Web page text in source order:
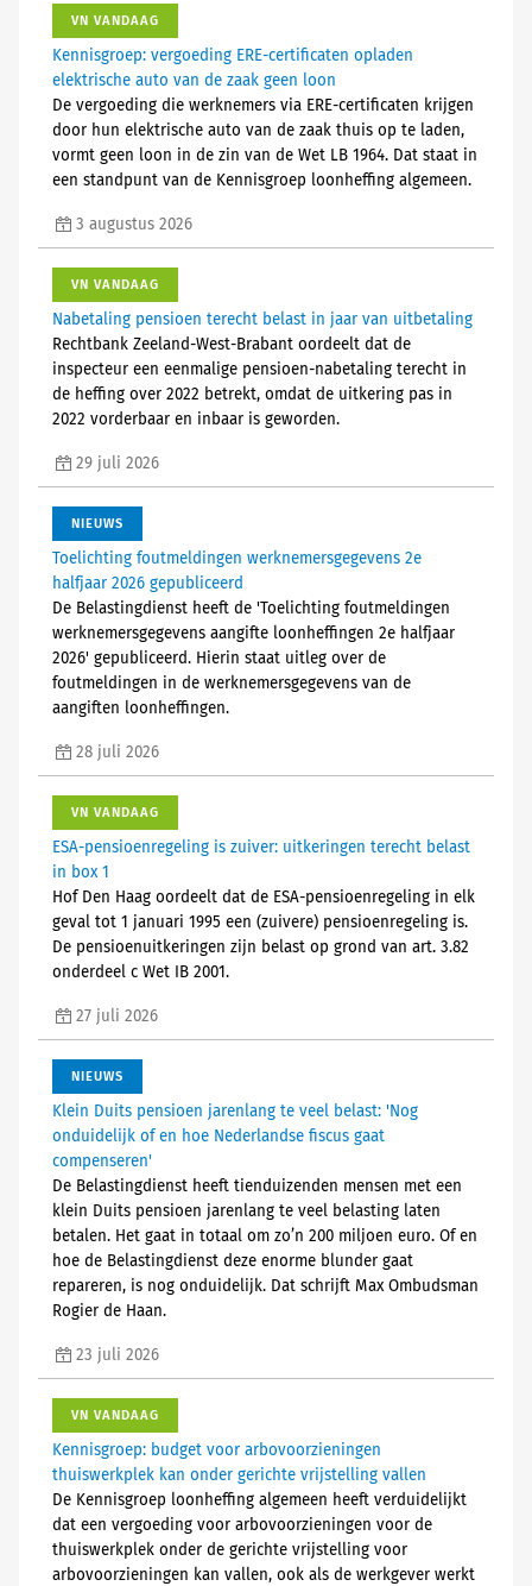
VN VANDAAG
Kennisgroep: vergoeding ERE-certificaten opladen
elektrische auto van de zaak geen loon
De vergoeding die werknemers via ERE-certificaten krijgen
door hun elektrische auto van de zaak thuis op te laden,
vormt geen loon in de zin van de Wet LB 1964. Dat staat in
een standpunt van de Kennisgroep loonheffing algemeen.
3 augustus 2026
VN VANDAAG
Nabetaling pensioen terecht belast in jaar van uitbetaling
Rechtbank Zeeland-West-Brabant oordeelt dat de
inspecteur een eenmalige pensioen-nabetaling terecht in
de heffing over 2022 betrekt, omdat de uitkering pas in
2022 vorderbaar en inbaar is geworden.
29 juli 2026
NIEUWS
Toelichting foutmeldingen werknemersgegevens 2e
halfjaar 2026 gepubliceerd
De Belastingdienst heeft de 'Toelichting foutmeldingen
werknemersgegevens aangifte loonheffingen 2e halfjaar
2026' gepubliceerd. Hierin staat uitleg over de
foutmeldingen in de werknemersgegevens van de
aangiften loonheffingen.
28 juli 2026
VN VANDAAG
ESA-pensioenregeling is zuiver: uitkeringen terecht belast
in box 1
Hof Den Haag oordeelt dat de ESA-pensioenregeling in elk
geval tot 1 januari 1995 een (zuivere) pensioenregeling is.
De pensioenuitkeringen zijn belast op grond van art. 3.82
onderdeel c Wet IB 2001.
27 juli 2026
NIEUWS
Klein Duits pensioen jarenlang te veel belast: 'Nog
onduidelijk of en hoe Nederlandse fiscus gaat
compenseren'
De Belastingdienst heeft tienduizenden mensen met een
klein Duits pensioen jarenlang te veel belasting laten
betalen. Het gaat in totaal om zo’n 200 miljoen euro. Of en
hoe de Belastingdienst deze enorme blunder gaat
repareren, is nog onduidelijk. Dat schrijft Max Ombudsman
Rogier de Haan.
23 juli 2026
VN VANDAAG
Kennisgroep: budget voor arbovoorzieningen
thuiswerkplek kan onder gerichte vrijstelling vallen
De Kennisgroep loonheffing algemeen heeft verduidelijkt
dat een vergoeding voor arbovoorzieningen voor de
thuiswerkplek onder de gerichte vrijstelling voor
arbovoorzieningen kan vallen, ook als de werkgever werkt